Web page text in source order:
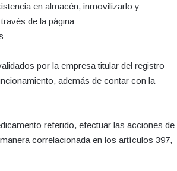
en almacén, inmovilizarlo y
de la página:
por la empresa titular del registro
además de contar con la
referido, efectuar las acciones de
correlacionada en los artículos 397,